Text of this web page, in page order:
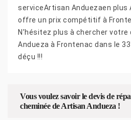
serviceArtisan Anduezaen plus
offre un prix compétitif à
N’hésitez plus à chercher
Andueza à Frontenac dans le
déçu !!!
Vous voulez savoir le devis de
cheminée de Artisan Andueza !